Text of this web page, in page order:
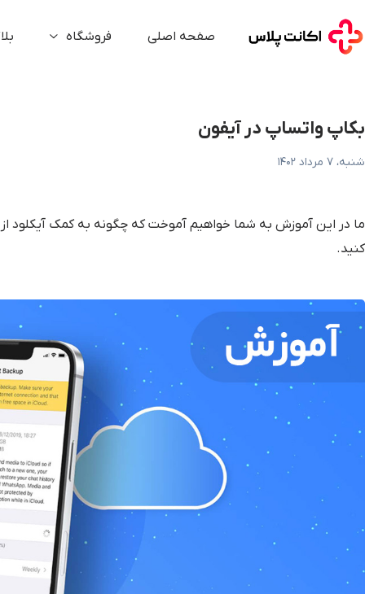
صفحه اصلی
فروشگاه
بکاپ واتساپ در آیفون
شنبه، ۷ مرداد ۱۴۰۲
ما در این آموزش به شما خواهیم آموخت که چگونه به کمک آیکلود
کنید.